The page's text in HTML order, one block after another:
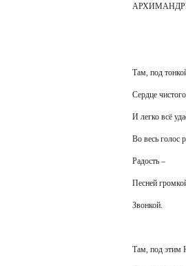
Там, под
Сердце
И легко всё
Во весь голос
Радость –
Песней
Звонкой.
Там, под этим